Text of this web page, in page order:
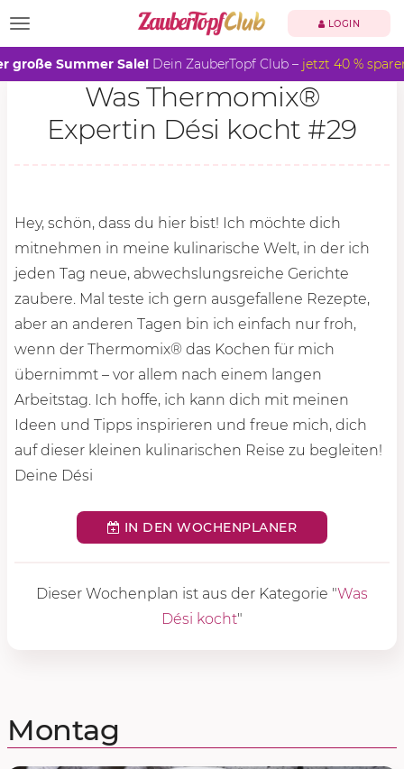
TOGGLE NAVIGATION LOGIN
große Summer Sale! Dein ZauberTopf Club – jetzt 40 %
Was Thermomix®
Expertin Dési kocht #29
Hey, schön, dass du hier bist! Ich möchte dich
mitnehmen in meine kulinarische Welt, in der ich
jeden Tag neue, abwechslungsreiche Gerichte
zaubere. Mal teste ich gern ausgefallene Rezepte,
aber an anderen Tagen bin ich einfach nur froh,
wenn der Thermomix® das Kochen für mich
übernimmt – vor allem nach einem langen
Arbeitstag. Ich hoffe, ich kann dich mit meinen
Ideen und Tipps inspirieren und freue mich, dich
auf dieser kleinen kulinarischen Reise zu begleiten!
Deine Dési
IN DEN WOCHENPLANER
Dieser Wochenplan ist aus der Kategorie "Was
Dési kocht"
Montag